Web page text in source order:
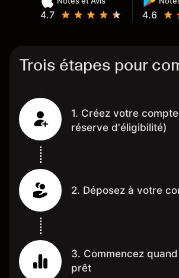
4.7 4.6
Trois étapes pour
1. Créez votre
réserve d'éligibilité)
2. Déposez à votre
3. Commencez
prêt